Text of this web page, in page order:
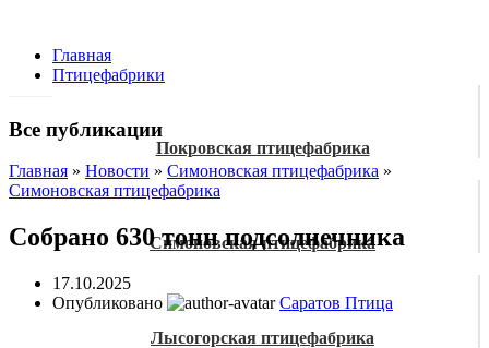
Главная
Птицефабрики
Покровская птицефабрика
Симоновская птицефабрика
Лысогорская птицефабрика
Все публикации
Главная » Новости » Симоновская птицефабрика »
Симоновская птицефабрика
Собрано 630 тонн подсолнечника
17.10.2025
Опубликовано
Саратов Птица